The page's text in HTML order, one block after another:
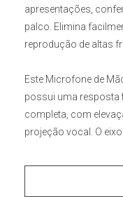
apresentações,
palco. Elimina
reprodução de altas
Este Microfone de
possui uma resposta
completa, com
projeção vocal. O
movimento,
Microfone de Mão